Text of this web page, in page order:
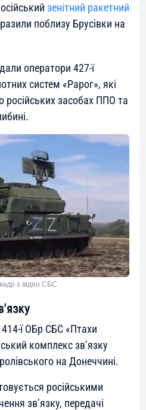
зенітний ракетний
поблизу Брусівки на
оператори 427-ї
систем «Рарог», які
засобах ППО та
з відео СБС
ї ОБр СБС «Птахи
комплекс зв’язку
на Донеччині.
російськими
зв’язку, передачі